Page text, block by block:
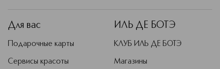
Для вас
Подарочные карты
Сервисы красоты
ИЛЬ ДЕ БОТЭ
КЛУБ ИЛЬ ДЕ БОТЭ
Магазины